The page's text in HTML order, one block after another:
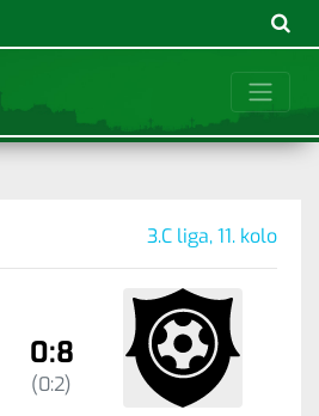
3.C liga, 11. kolo
0:8
(0:2)